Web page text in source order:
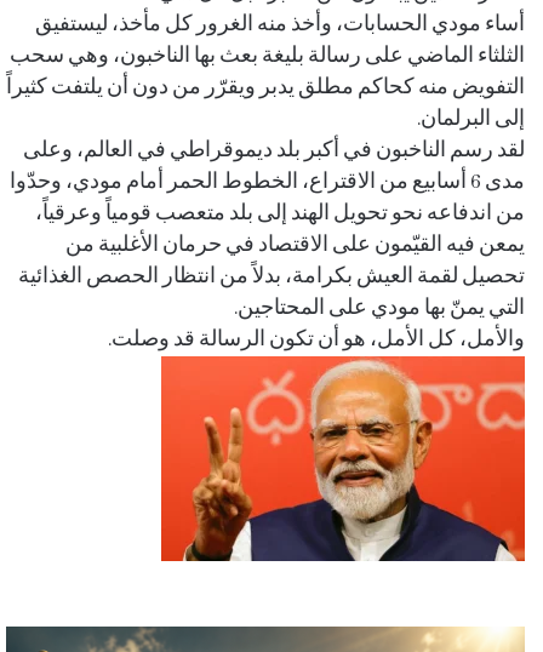
أساء مودي الحسابات، وأخذ منه الغرور كل مأخذ، ليستفيق
الثلثاء الماضي على رسالة بليغة بعث بها الناخبون، وهي سحب
التفويض منه كحاكم مطلق يدبر ويقرّر من دون أن يلتفت كثيراً
إلى البرلمان.
لقد رسم الناخبون في أكبر بلد ديموقراطي في العالم، وعلى
مدى 6 أسابيع من الاقتراع، الخطوط الحمر أمام مودي، وحدّوا
من اندفاعه نحو تحويل الهند إلى بلد متعصب قومياً وعرقياً،
يمعن فيه القيّمون على الاقتصاد في حرمان الأغلبية من
تحصيل لقمة العيش بكرامة، بدلاً من انتظار الحصص الغذائية
التي يمنّ بها مودي على المحتاجين.
والأمل، كل الأمل، هو أن تكون الرسالة قد وصلت.